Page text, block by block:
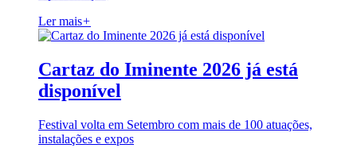
Ler mais+
Cartaz do Iminente 2026 já está
disponível
Festival volta em Setembro com mais de 100 atuações,
instalações e expos